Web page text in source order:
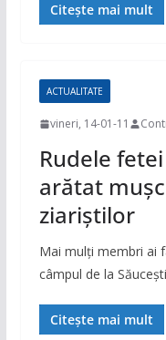
Citește mai mult
ACTUALITATE
vineri, 14-01-11
Rudele
arătat
ziariştilor
Mai mulţi membri ai
câmpul de la
Citește mai mult